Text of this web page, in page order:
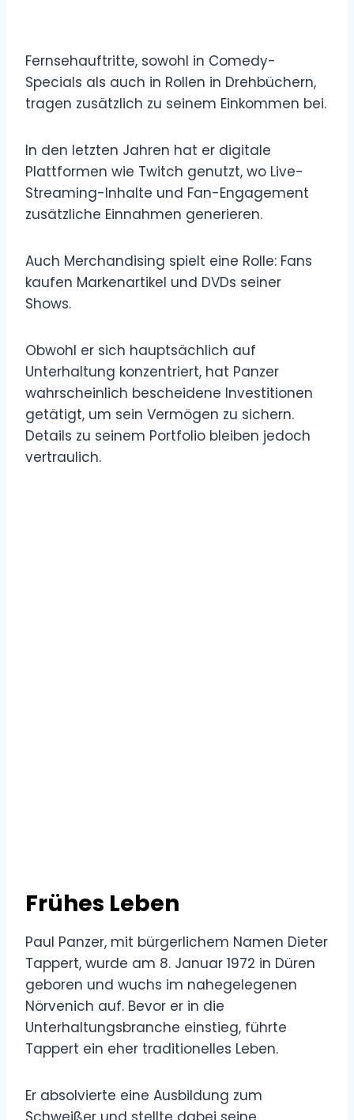
Fernsehauftritte, sowohl in Comedy-
Specials als auch in Rollen in Drehbüchern,
tragen zusätzlich zu seinem Einkommen bei.
In den letzten Jahren hat er digitale
Plattformen wie Twitch genutzt, wo Live-
Streaming-Inhalte und Fan-Engagement
zusätzliche Einnahmen generieren.
Auch Merchandising spielt eine Rolle: Fans
kaufen Markenartikel und DVDs seiner
Shows.
Obwohl er sich hauptsächlich auf
Unterhaltung konzentriert, hat Panzer
wahrscheinlich bescheidene Investitionen
getätigt, um sein Vermögen zu sichern.
Details zu seinem Portfolio bleiben jedoch
vertraulich.
Frühes Leben
Paul Panzer, mit bürgerlichem Namen Dieter
Tappert, wurde am 8. Januar 1972 in Düren
geboren und wuchs im nahegelegenen
Nörvenich auf. Bevor er in die
Unterhaltungsbranche einstieg, führte
Tappert ein eher traditionelles Leben.
Er absolvierte eine Ausbildung zum